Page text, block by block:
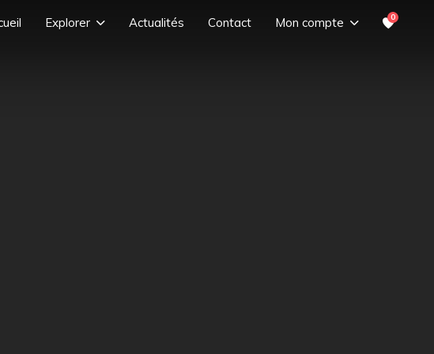
Explorer Actualités Contact Mon compte 0